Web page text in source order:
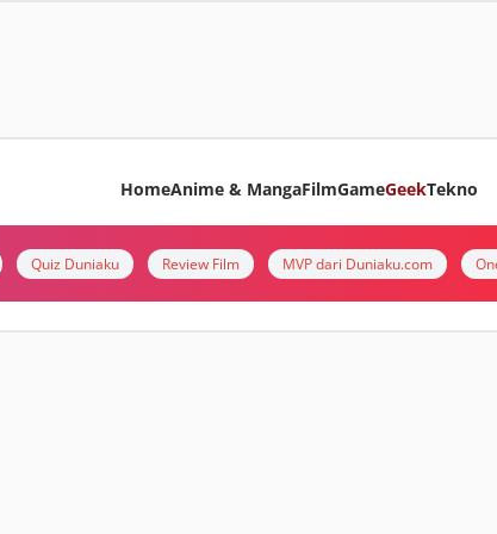
HomeAnime & MangaFilmGameGeekTekno
Quiz Duniaku Review Film MVP dari Duniaku.com